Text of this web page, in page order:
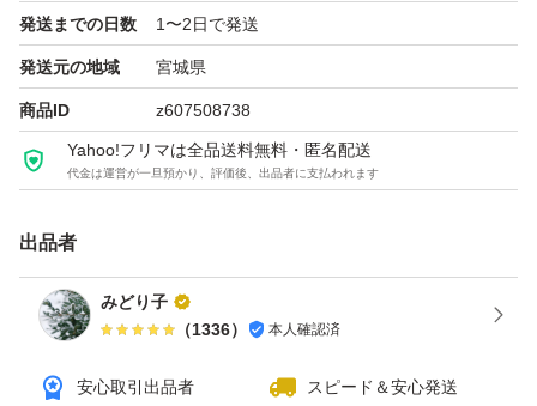
★OPP袋＋ビニル製宅配袋
ゆうパケットポストで送付いたします。
★マイプロテイン製品特有のパッケージの傷等がみられる
発送までの日数 1〜2日で発送
発送元の地域 宮城県
商品ID z607508738
Yahoo!フリマは全品送料無料・匿名配送
代金は運営が一旦預かり、評価後、出品者に支払われます
出品者
みどり子
（1336） 本人確認済
安心取引出品者
スピード＆安心発送